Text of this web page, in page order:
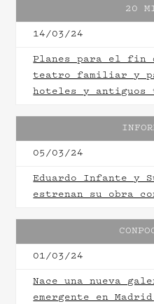
20
14/03/24
Planes para el fin
teatro familiar y
hoteles y antiguos
05/03/24
Eduardo Infante y
estrenan su obra
01/03/24
Nace una nueva
emergente en